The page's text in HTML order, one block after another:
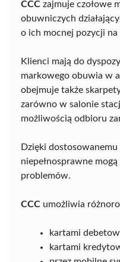
CCC zajmuje czołowe
obuwniczych
o ich mocnej pozycji
Klienci mają do
markowego obuwia w
obejmuje także
zarówno w salonie
możliwością odbioru
Dzięki
niepełnosprawne
problemów.
CCC umożliwia
kartami
kartami